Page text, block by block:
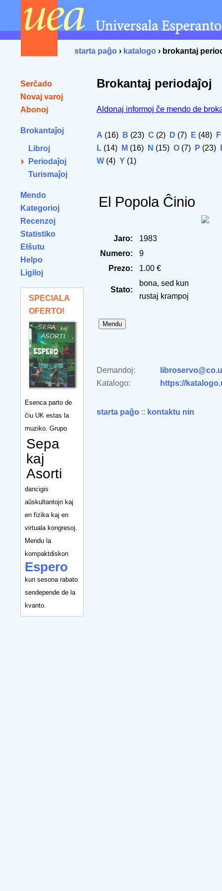
starta paĝo › katalogo › brokantaj
Serĉado
Novaj varoj
Abonoj
Brokantaĵoj
Libroj
Periodaĵoj
Turismaĵoj
Mendo
Kategorioj
Recenzoj
Statistiko
Elŝutu
Helpo
Ligiloj
SPECIALA
OFERTO!
Esenca parto de
ĉiu UK estas la
muziko. Grupo
Sepa
kaj
Asorti
dancigis
aŭskultantojn kaj
en fizika kaj en
virtuala kongresoj.
Mendu la
kompaktdiskon
Espero
kun sesona rabato
sendepende de la
kvanto.
Brokantaj periodaĵoj
Aldonaj informoj ĉe mendo de
A (16) B (23) C (2) D (7) E (48) F
L (14) M (16) N (15) O (7) P (23)
W (4) Y (1)
El Popola Ĉinio
Jaro:
1983
Numero:
9
Prezo:
1.00 €
Stato:
bona, sed kun
rustaj krampoj
Demandoj:
Katalogo:
https://
starta paĝo :: kontaktu nin